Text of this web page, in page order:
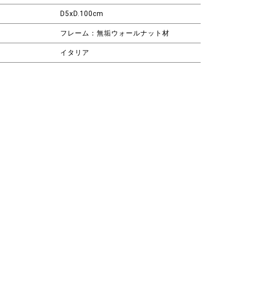
D5xD.100cm
フレーム：無垢ウォールナット材
イタリア